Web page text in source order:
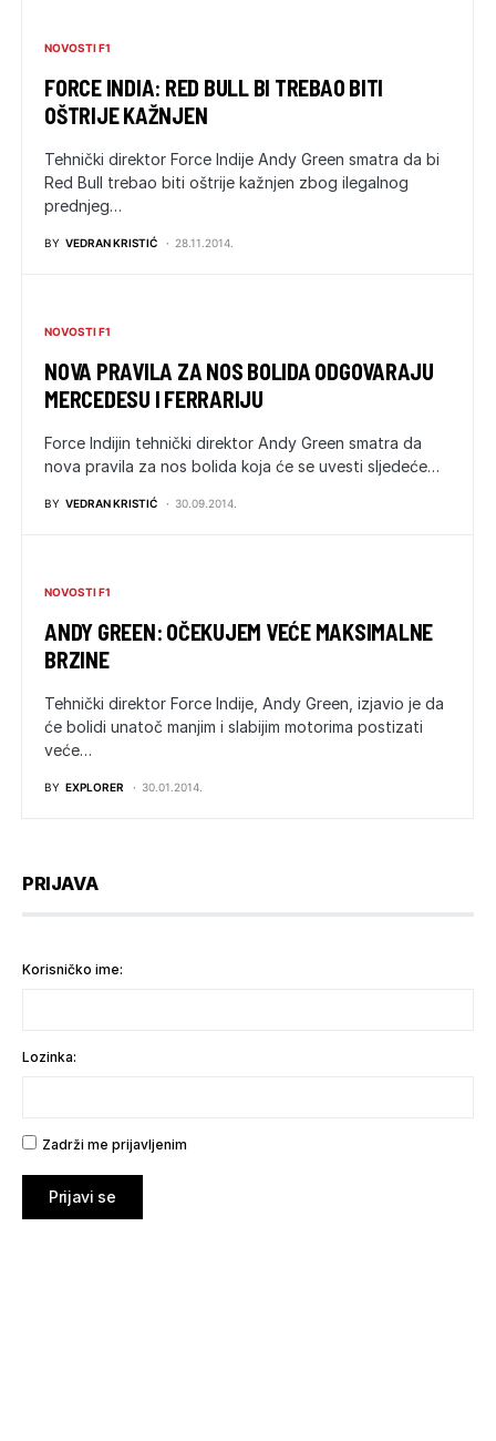
NOVOSTI F1
FORCE INDIA: RED BULL BI TREBAO BITI
OŠTRIJE KAŽNJEN
Tehnički direktor Force Indije Andy Green smatra da bi
Red Bull trebao biti oštrije kažnjen zbog ilegalnog
prednjeg…
BY VEDRAN KRISTIĆ 28.11.2014.
NOVOSTI F1
NOVA PRAVILA ZA NOS BOLIDA ODGOVARAJU
MERCEDESU I FERRARIJU
Force Indijin tehnički direktor Andy Green smatra da
nova pravila za nos bolida koja će se uvesti sljedeće…
BY VEDRAN KRISTIĆ 30.09.2014.
NOVOSTI F1
ANDY GREEN: OČEKUJEM VEĆE MAKSIMALNE
BRZINE
Tehnički direktor Force Indije, Andy Green, izjavio je da
će bolidi unatoč manjim i slabijim motorima postizati
veće…
BY EXPLORER 30.01.2014.
PRIJAVA
Korisničko ime:
Lozinka:
Zadrži me prijavljenim
Prijavi se